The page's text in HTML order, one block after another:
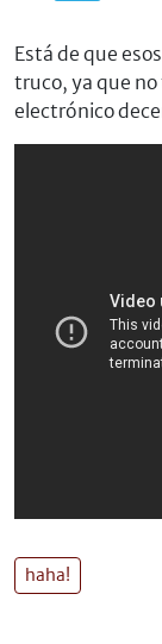
Está de que
truco, ya que
electrónico
haha!